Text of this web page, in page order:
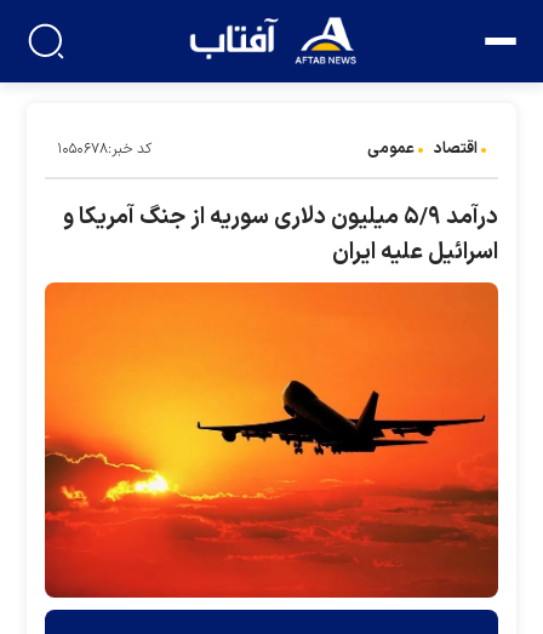
اقتصاد عمومی کد خبر:۱۰۵۰۶۷۸
درآمد ۵/۹ میلیون دلاری سوریه از جنگ آمریکا و
اسرائیل علیه ایران